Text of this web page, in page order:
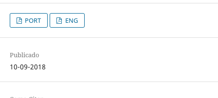
PORT ENG
Publicado
10-09-2018